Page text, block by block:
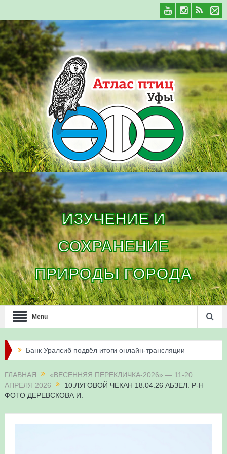
ИЗУЧЕНИЕ И
СОХРАНЕНИЕ
ПРИРОДЫ ГОРОДА
Menu
Банк Уралсиб подвёл итоги онлайн-трансляции
Итоги акции «Соловьиные вечера-2026» в
ГЛАВНАЯ
«ВЕСЕННЯЯ ПЕРЕКЛИЧКА-2026» — 11-20
АПРЕЛЯ 2026
10.ЛУГОВОЙ ЧЕКАН 18.04.26 АБЗЕЛ. Р-Н
ФОТО ДЕРЕВСКОВА И.